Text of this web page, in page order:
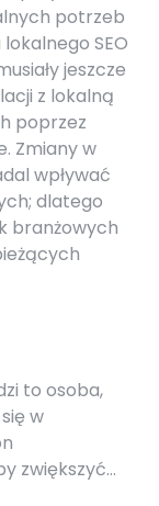
potrzeb
SEO
jeszcze
z lokalną
poprzez
Zmiany w
wpływać
dlatego
branżowych
to osoba,
w
zwiększyć…